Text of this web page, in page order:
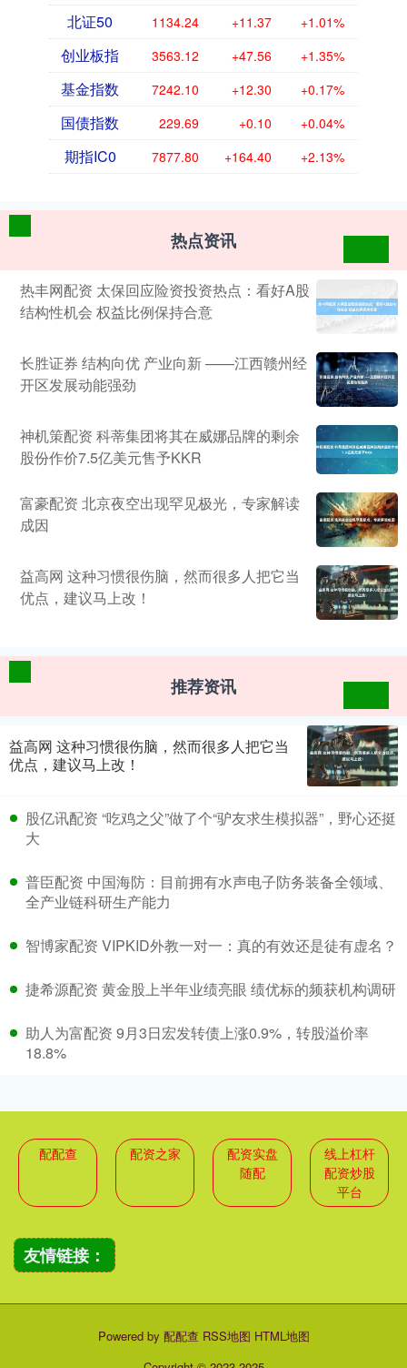
北证50 1134.24 +11.37 +1.01%
创业板指 3563.12 +47.56 +1.35%
基金指数 7242.10 +12.30 +0.17%
国债指数 229.69 +0.10 +0.04%
期指IC0 7877.80 +164.40 +2.13%
热点资讯
热丰网配资 太保回应险资投资热点：看好A股
结构性机会 权益比例保持合意
长胜证券 结构向优 产业向新 ——江西赣州经
开区发展动能强劲
神机策配资 科蒂集团将其在威娜品牌的剩余
股份作价7.5亿美元售予KKR
富豪配资 北京夜空出现罕见极光，专家解读
成因
益高网 这种习惯很伤脑，然而很多人把它当
优点，建议马上改！
推荐资讯
益高网 这种习惯很伤脑，然而很多人把它当
优点，建议马上改！
股亿讯配资 “吃鸡之父”做了个“驴友求生模拟器”，野心还挺
大
普臣配资 中国海防：目前拥有水声电子防务装备全领域、
全产业链科研生产能力
智博家配资 VIPKID外教一对一：真的有效还是徒有虚名？
捷希源配资 黄金股上半年业绩亮眼 绩优标的频获机构调研
助人为富配资 9月3日宏发转债上涨0.9%，转股溢价率
18.8%
配配查 配资之家
配资实盘
随配
线上杠杆
配资炒股
平台
友情链接：
Powered by 配配查 RSS地图 HTML地图